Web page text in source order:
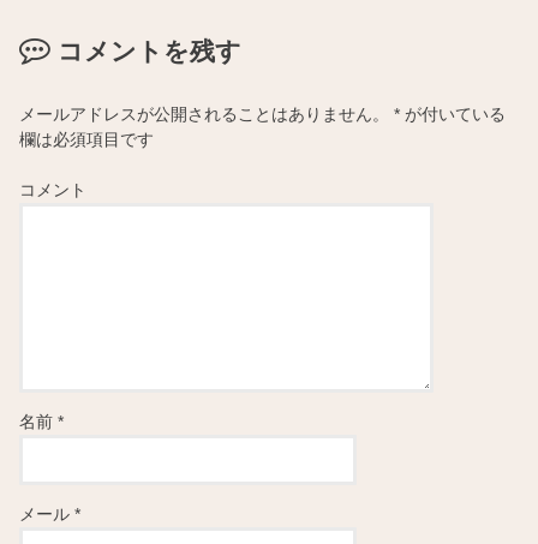
コメントを残す
メールアドレスが公開されることはありません。 * が付いている
欄は必須項目です
コメント
名前*
メール*